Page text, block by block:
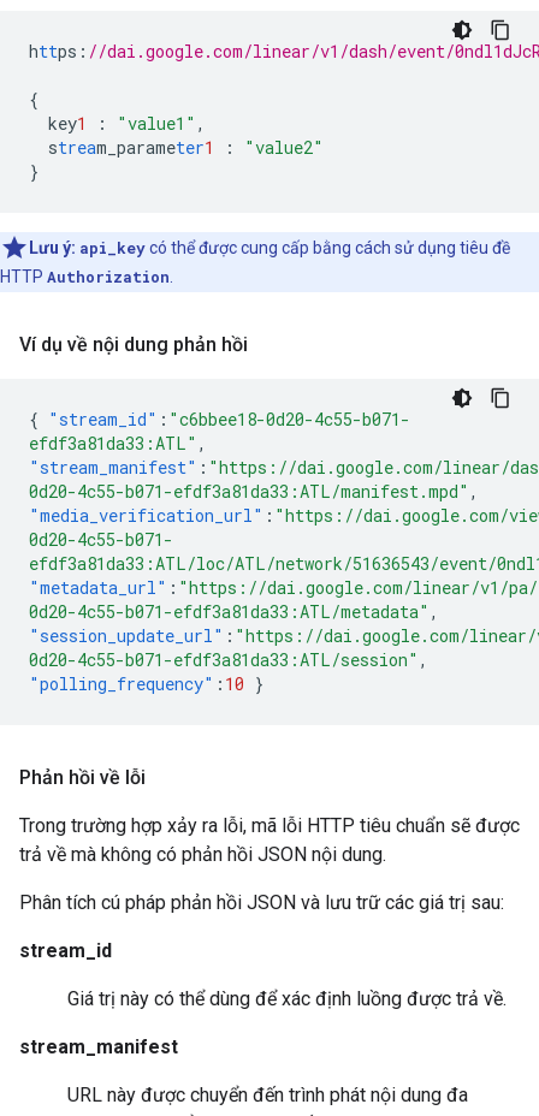
https : //dai.google.com/linear/v1/dash/event/
{
key1 : "value1" ,
stream_parameter1 :
"value2"
}
Lưu ý: api_keycó thể được cung cấp bằng cách sử dụng tiêu đề
HTTP Authorization
Ví dụ về nội dung phản hồi
{ "stream_id" : "c6bbee18-0d20-4c55-b071-
efdf3a81da33:ATL" ,
"stream_manifest" : "https://dai.google.com/linear/dash/
0d20-4c55-b071-efdf3a81da33:ATL/manifest.mpd" ,
"media_verification_url" : "https://dai.google.com/
0d20-4c55-b071-
efdf3a81da33:ATL/loc/ATL/network/51636543/event/
"metadata_url" : "https://dai.google.com/linear/v1/pa/
0d20-4c55-b071-efdf3a81da33:ATL/metadata" ,
"session_update_url" : "https://dai.google.com/linear/
0d20-4c55-b071-efdf3a81da33:ATL/session" ,
"polling_frequency" : 10 }
Phản hồi về lỗi
Trong trường hợp xảy ra lỗi, mã lỗi HTTP tiêu chuẩn sẽ được
trả về mà không có phản hồi JSON nội dung.
Phân tích cú pháp phản hồi JSON và lưu trữ các giá trị sau:
stream_id
Giá trị này có thể dùng để xác định luồng được trả về.
stream_manifest
URL này được chuyển đến trình phát nội dung đa